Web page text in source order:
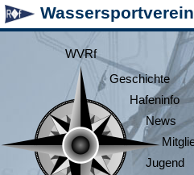
Wassersportverein
WVRf
Geschichte
Hafeninfo
News
Jugend